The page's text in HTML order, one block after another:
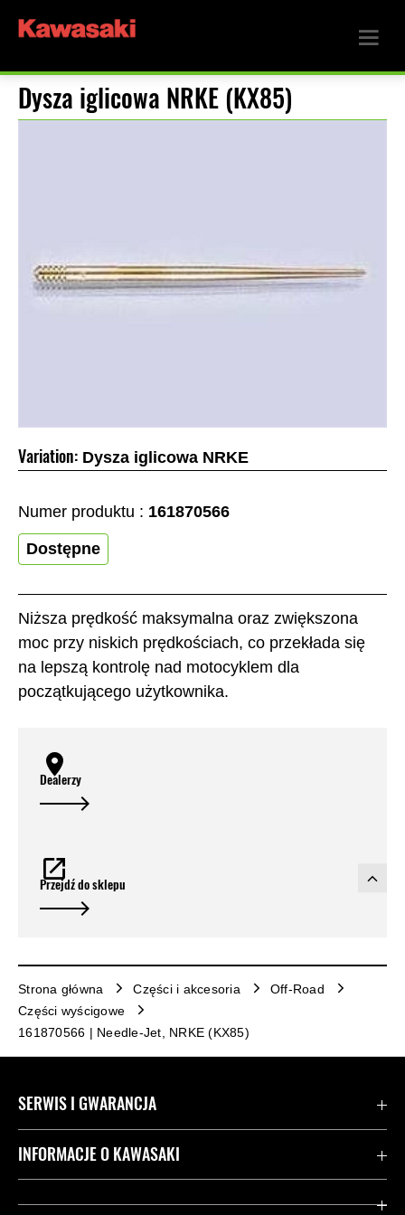
Dysza iglicowa NRKE (KX85)
Niższa prędkość maksymalna oraz zwiększona
moc przy niskich prędkościach, co przekłada się
na lepszą kontrolę nad motocyklem dla
początkującego użytkownika.
Variation: Dysza iglicowa NRKE
Numer produktu : 161870566
Dostępne
Dealerzy
Przejdź do sklepu
Strona główna Części i akcesoria
Off-Road
Części wyścigowe
161870566 | Needle-Jet, NRKE (KX85)
SERWIS I GWARANCJA
Kontakt
INFORMACJE O KAWASAKI
Dziedzictwo Kawasaki